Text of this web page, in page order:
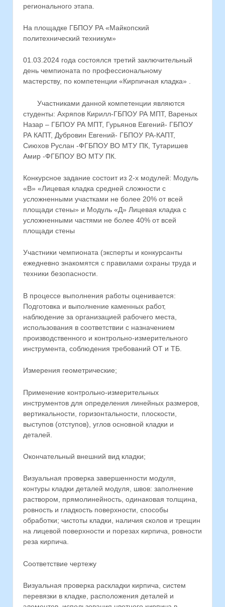
регионального этапа.
На площадке ГБПОУ РА «Майкопский
политехнический техникум»
01.03.2024 года состоялся третий заключительный
день чемпионата по профессиональному
мастерству, по компетенции «Кирпичная кладка» .
Участниками данной компетенции являются
студенты: Ахряпов Кирилл-ГБПОУ РА МПТ, Вареных
Назар – ГБПОУ РА МПТ, Гурьянов Евгений- ГБПОУ
РА КАПТ, Дубровин Евгений- ГБПОУ РА-КАПТ,
Сиюхов Руслан -ФГБПОУ ВО МТУ ПК, Тутаришев
Амир -ФГБПОУ ВО МТУ ПК.
Конкурсное задание состоит из 2-х модулей: Модуль
«В» «Лицевая кладка средней сложности с
усложненными участками не более 20% от всей
площади стены» и Модуль «Д» Лицевая кладка с
усложненными частями не более 40% от всей
площади стены
Участники чемпионата (эксперты и конкурсанты
ежедневно знакомятся с правилами охраны труда и
техники безопасности.
В процессе выполнения работы оценивается:
Подготовка и выполнение каменных работ,
наблюдение за организацией рабочего места,
использования в соответствии с назначением
производственного и контрольно-измерительного
инструмента, соблюдения требований ОТ и ТБ.
Измерения геометрические;
Применение контрольно-измерительных
инструментов для определения линейных размеров,
вертикальности, горизонтальности, плоскости,
выступов (отступов), углов основной кладки и
деталей.
Окончательный внешний вид кладки;
Визуальная проверка завершенности модуля,
контуры кладки деталей модуля, швов: заполнение
раствором, прямолинейность, одинаковая толщина,
ровность и гладкость поверхности, способы
обработки; чистоты кладки, наличия сколов и трещин
на лицевой поверхности и порезах кирпича, ровности
реза кирпича.
Соответствие чертежу
Визуальная проверка раскладки кирпича, систем
перевязки в кладке, расположения деталей и